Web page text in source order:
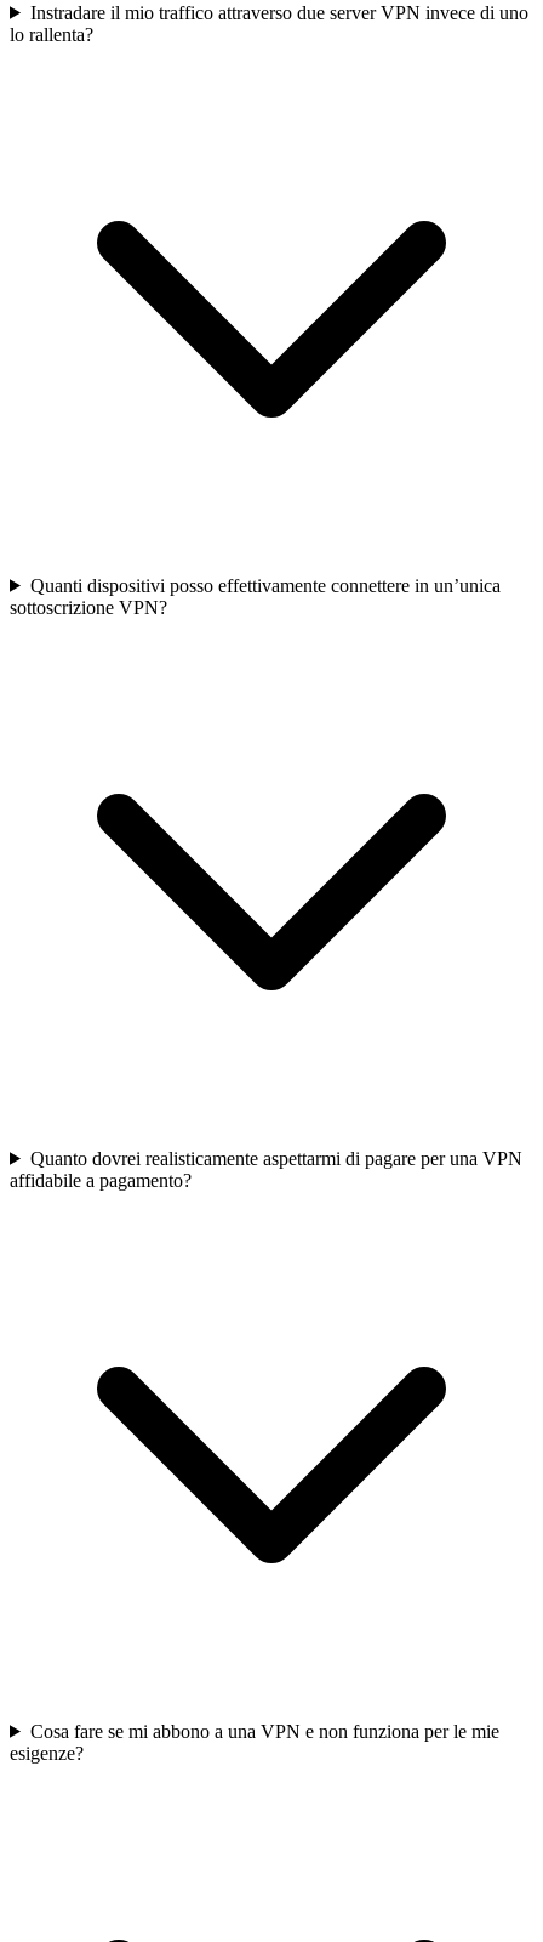
Instradare il mio traffico attraverso due server VPN invece di uno
lo rallenta?
Quanti dispositivi posso effettivamente connettere in un’unica
sottoscrizione VPN?
Quanto dovrei realisticamente aspettarmi di pagare per una VPN
affidabile a pagamento?
Cosa fare se mi abbono a una VPN e non funziona per le mie
esigenze?